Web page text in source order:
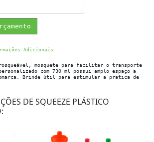
Adicionais
rosqueável, mosquete para facilitar o transporte
com 730 ml possui amplo espaço a
Brinde útil para estimular a pratica de
DE SQUEEZE PLÁSTICO